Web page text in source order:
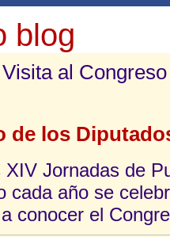
blog
al
de los
Jornadas de
cada año se
conocer el